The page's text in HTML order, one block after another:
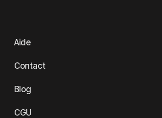
Aide
Contact
Blog
CGU